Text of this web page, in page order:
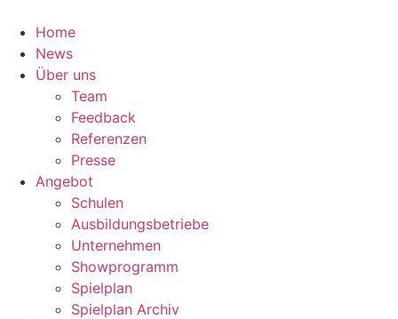
Inhalt
springen
Home
News
Über uns
Team
Feedback
Referenzen
Presse
Angebot
Schulen
Ausbildungsbetriebe
Unternehmen
Showprogramm
Spielplan
Spielplan Archiv